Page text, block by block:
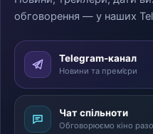
обговорення — у наших
Telegram-канал
Новини та прем’єри
Чат спільноти
Обговорюємо кіно